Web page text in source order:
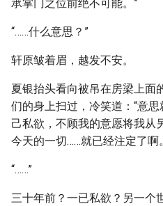
承掌门之位前绝不可能。”
“……什么意思？”
轩原皱着眉，越发不安。
夏银抬头看向被吊在房梁上面
们的身上扫过，冷笑道：“意
己私欲，不顾我的意愿将我从
今天的一切……就已经注定了啊
“……”
三十年前？一已私欲？另一个